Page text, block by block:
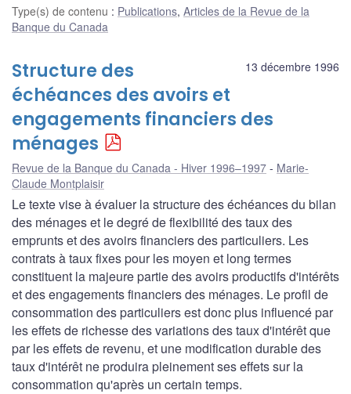
Type(s) de contenu : Publications, Articles de la Revue de la
Banque du Canada
13 décembre 1996
Structure des
échéances des avoirs et
engagements financiers des
ménages
Revue de la Banque du Canada - Hiver 1996–1997
Marie-
Claude Montplaisir
Le texte vise à évaluer la structure des échéances du bilan
des ménages et le degré de flexibilité des taux des
emprunts et des avoirs financiers des particuliers. Les
contrats à taux fixes pour les moyen et long termes
constituent la majeure partie des avoirs productifs d'intérêts
et des engagements financiers des ménages. Le profil de
consommation des particuliers est donc plus influencé par
les effets de richesse des variations des taux d'intérêt que
par les effets de revenu, et une modification durable des
taux d'intérêt ne produira pleinement ses effets sur la
consommation qu'après un certain temps.